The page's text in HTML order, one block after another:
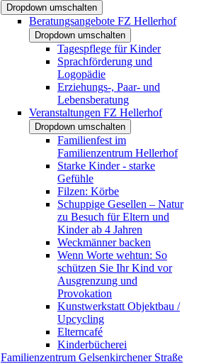
Dropdown umschalten
Beratungsangebote FZ Hellerhof
Dropdown umschalten
Tagespflege für Kinder
Sprachförderung und
Logopädie
Erziehungs-, Paar- und
Lebensberatung
Veranstaltungen FZ Hellerhof
Dropdown umschalten
Familienfest im
Familienzentrum Hellerhof
Starke Kinder - starke
Gefühle
Filzen: Körbe
Schuppige Gesellen – Natur
zu Besuch für Eltern und
Kinder ab 4 Jahren
Weckmänner backen
Wenn Worte wehtun: So
schützen Sie Ihr Kind vor
Ausgrenzung und
Provokation
Kunstwerkstatt Objektbau /
Upcycling
Elterncafé
Kinderbücherei
Familienzentrum Gelsenkirchener Straße